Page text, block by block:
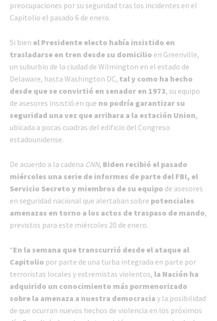
preocupaciones por su seguridad tras los incidentes en el
Capitolio el pasado 6 de enero.
Si bien el Presidente electo había insistido en
trasladarse en tren desde su domicilio en Greenville,
un suburbio de la ciudad de Wilmington en el estado de
Delaware, hasta Washington DC, tal y como ha hecho
desde que se convirtió en senador en 1973, su equipo
de asesores insistió en que no podría garantizar su
seguridad una vez que arribara a la estación Union,
ubicada a pocas cuadras del edificio del Congreso
estadounidense.
De acuerdo a la cadena CNN, Biden recibió el pasado
miércoles una serie de informes de parte del FBI, el
Servicio Secreto y miembros de su equipo de asesores
en seguridad nacional que alertaban sobre potenciales
amenazas en torno a los actos de traspaso de mando,
previstos para este miércoles 20 de enero.
“En la semana que transcurrió desde el ataque al
Capitolio por parte de una turba integrada en parte por
terroristas locales y extremistas violentos, la Nación ha
adquirido un conocimiento más pormenorizado
sobre la amenaza a nuestra democracia y la posibilidad
de que ocurran nuevos hechos de violencia en los próximos